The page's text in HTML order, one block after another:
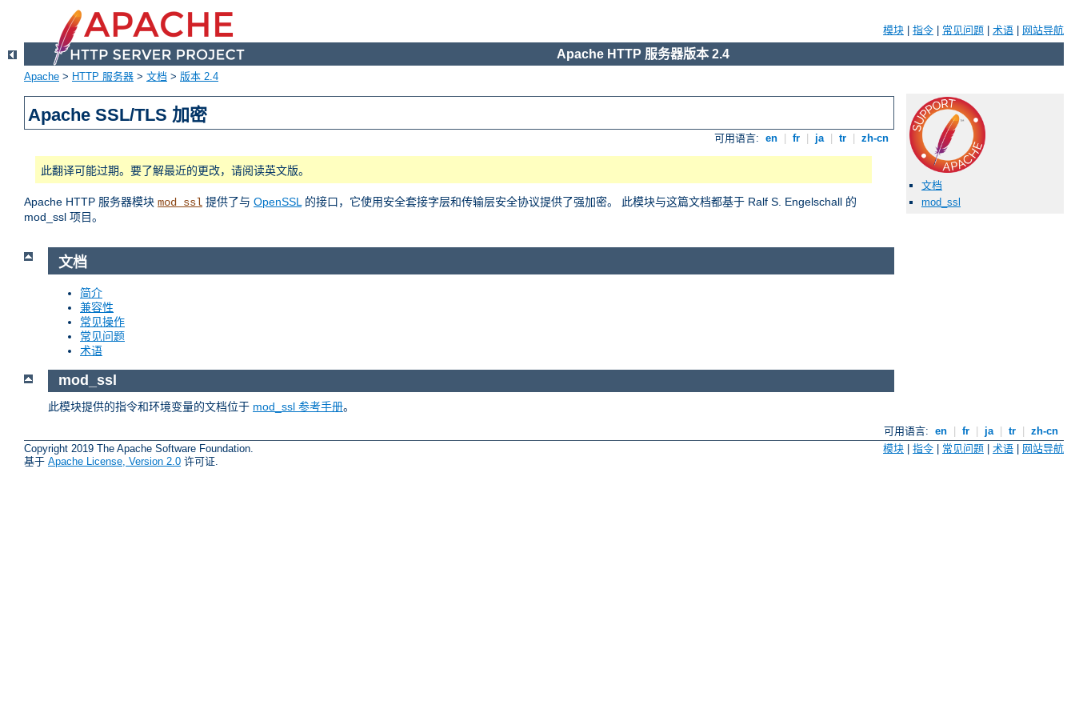
模块 指令 常见问题 术语 网站导航
Apache HTTP 服务器版本 2.4
Apache > HTTP 服务器 > 文档 > 版本 2.4
Apache SSL/TLS 加密
可用语言: en fr ja tr zh-cn
此翻译可能过期。要了解最近的更改，请阅读英文版。
Apache HTTP 服务器模块 mod_ssl 提供了与 OpenSSL的接口，它使用安全套接字层和传输层安全协议提供了强加密。 此模块与这篇文档都基于 Ralf S. Engelschall 的
mod_ssl 项目。
文档
mod_ssl
文档
简介
兼容性
常见操作
常见问题
术语
mod_ssl
此模块提供的指令和环境变量的文档位于 mod_ssl 参考手册。
可用语言: en fr ja tr
zh-cn
Copyright 2019 The Apache Software Foundation.
基于 Apache License, Version 2.0 许可证.
模块 指令 常见问题 术语 网站导航